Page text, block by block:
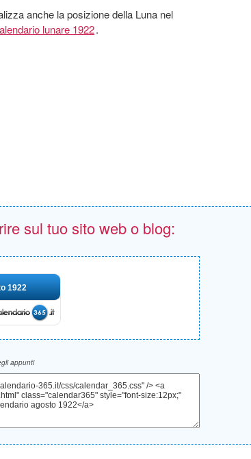
anche la posizione della Luna nel
lunare 1922.
sul tuo sito web o blog:
1922
appunti